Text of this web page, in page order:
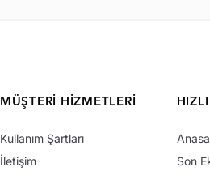
MÜŞTERI HIZMETLERI
Kullanım Şartları
İletişim
Son